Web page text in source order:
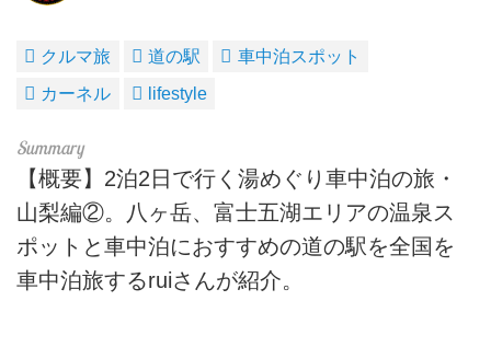
クルマ旅 道の駅
車中泊スポット
カーネル
lifestyle
【概要】2泊2日で行く湯めぐり車中泊の旅・
山梨編②。八ヶ岳、富士五湖エリアの温泉ス
ポットと車中泊におすすめの道の駅を全国を
車中泊旅するruiさんが紹介。